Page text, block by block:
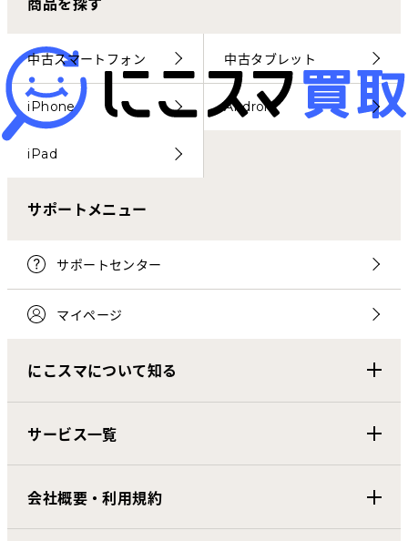
にこスマ通信
マイページ
商品を探す
中古スマートフォン 中古タブレット
iPhone Android
iPad
サポートメニュー
サポートセンター
マイページ
にこスマについて知る
サービス一覧
会社概要・利用規約